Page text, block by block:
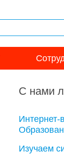
С нами
Изучаем